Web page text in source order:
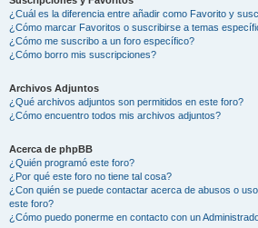
¿Cuál es la diferencia entre añadir como Favorito y
¿Cómo marcar Favoritos o suscribirse a temas
¿Cómo me suscribo a un foro específico?
¿Cómo borro mis suscripciones?
Archivos Adjuntos
¿Qué archivos adjuntos son permitidos en este foro?
¿Cómo encuentro todos mis archivos adjuntos?
Acerca de phpBB
¿Quién programó este foro?
¿Por qué este foro no tiene tal cosa?
¿Con quién se puede contactar acerca de abusos o
este foro?
¿Cómo puedo ponerme en contacto con un